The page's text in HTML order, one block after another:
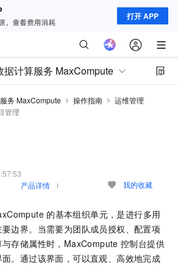
打开 APP
据计算服务 MaxCompute
务 MaxCompute 操作指南
运维管理
管理
产品详情 我的收藏
的基本组织单元，是进行多用
边界。当需要为团队成员授权、配置项
存储属性时，MaxCompute 控制台提供
。通过该界面，可以直观、高效地完成